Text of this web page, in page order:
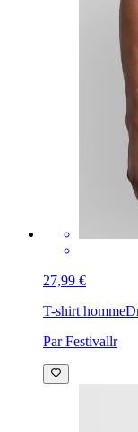
27,99 €
T-shirt homme
Par Festivallr